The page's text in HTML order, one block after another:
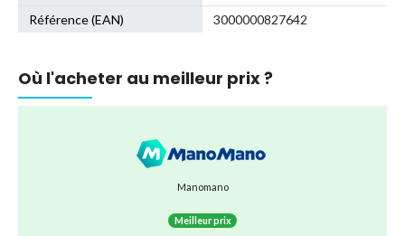
Référence (EAN)
3000000827642
Où l'acheter au meilleur prix ?
Manomano
Meilleur prix